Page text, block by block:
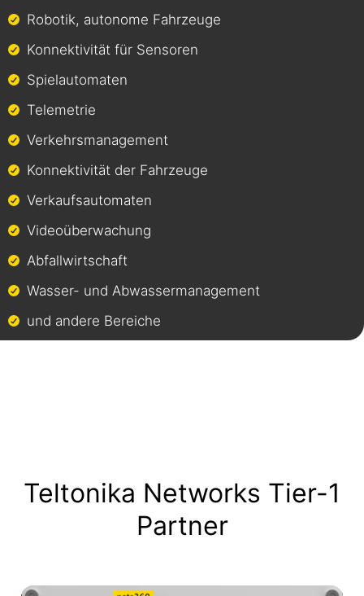
Robotik, autonome Fahrzeuge
Konnektivität für Sensoren
Spielautomaten
Telemetrie
Verkehrsmanagement
Konnektivität der Fahrzeuge
Verkaufsautomaten
Videoüberwachung
Abfallwirtschaft
Wasser- und Abwassermanagement
und andere Bereiche
Teltonika Networks Tier-1
Partner